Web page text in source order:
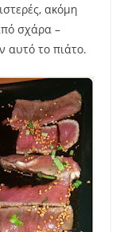
ακόμη
σχάρα –
αυτό το πιάτο.